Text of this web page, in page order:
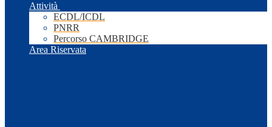
Attività
ECDL/ICDL
PNRR
Percorso CAMBRIDGE
Area Riservata